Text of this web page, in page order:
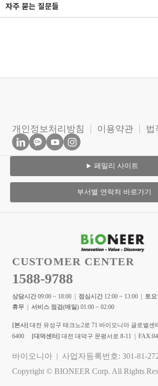
자주 묻는 질문들
개인정보처리방침 이용약관 법
패밀리 사이트
부서별 연락처 바로가기
CUSTOMER CENTER
1588-9788
상담시간 09:00 ~ 18:00 | 점심시간 12:00 ~ 13:00 | 토
휴무
서비스 점검(매일) 01:00 ~ 02:00
[본사] 대전 유성구 테크노2로 71 바이오니아 글로벌센
6400
[대덕센터] 대전 대덕구 문평서로 8-11 |
바이오니아 | 사업자등록번호: 301-81-
Copyright © BIONEER Corp. All Rights